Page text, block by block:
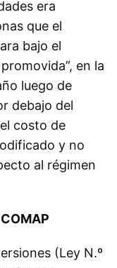
era
que el
bajo el
en la
luego de
debajo del
costo de
y no
al régimen
(Ley N.º